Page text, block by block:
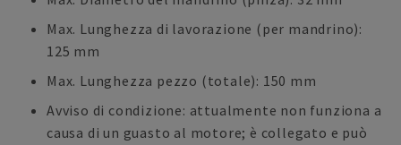
Max. Lunghezza di lavorazione (per mandrino):
125 mm
Max. Lunghezza pezzo (totale): 150 mm
Avviso di condizione: attualmente non funziona a
causa di un guasto al motore; è collegato e può